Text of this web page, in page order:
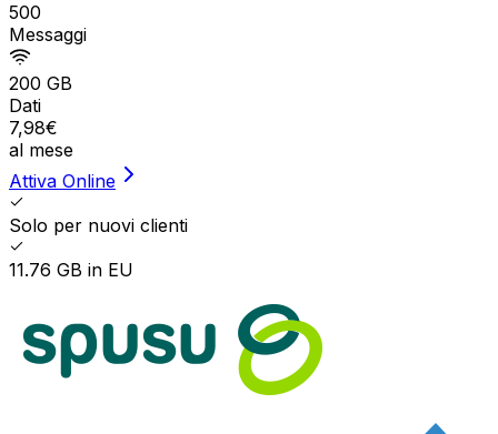
500
Messaggi
200 GB
Dati
7,98€
al mese
Attiva Online
Solo per nuovi clienti
11.76 GB in EU